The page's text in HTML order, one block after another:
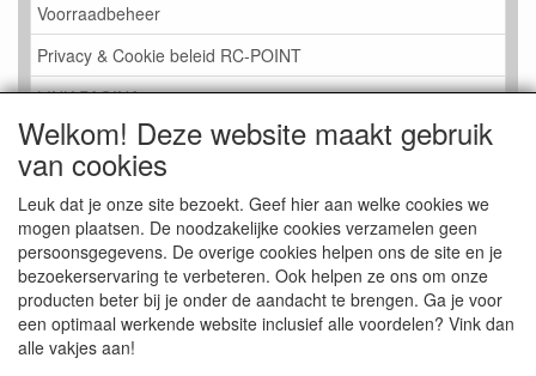
Voorraadbeheer
Privacy & Cookie beleid RC-POINT
LINK PAGINA
Gastenboek RC-POINT
Kijkje in de Winkel
Welkom! Deze website maakt gebruik
van cookies
Leuk dat je onze site bezoekt. Geef hier aan welke cookies we
mogen plaatsen. De noodzakelijke cookies verzamelen geen
persoonsgegevens. De overige cookies helpen ons de site en je
bezoekerservaring te verbeteren. Ook helpen ze ons om onze
producten beter bij je onder de aandacht te brengen. Ga je voor
een optimaal werkende website inclusief alle voordelen? Vink dan
alle vakjes aan!